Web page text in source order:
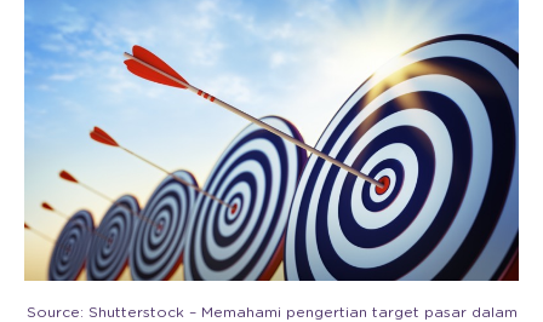
Source: Shutterstock – Memahami pengertian target pasar dalam